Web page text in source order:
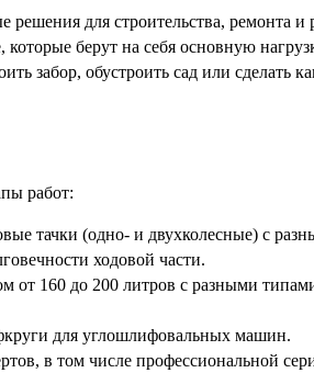
для строительства, ремонта
берут на себя основную
забор, обустроить сад или
работ:
тачки (одно- и двухколесные) с
ходовой части.
от 160 до 200 литров с разными
для углошлифовальных машин.
в том числе профессиональной